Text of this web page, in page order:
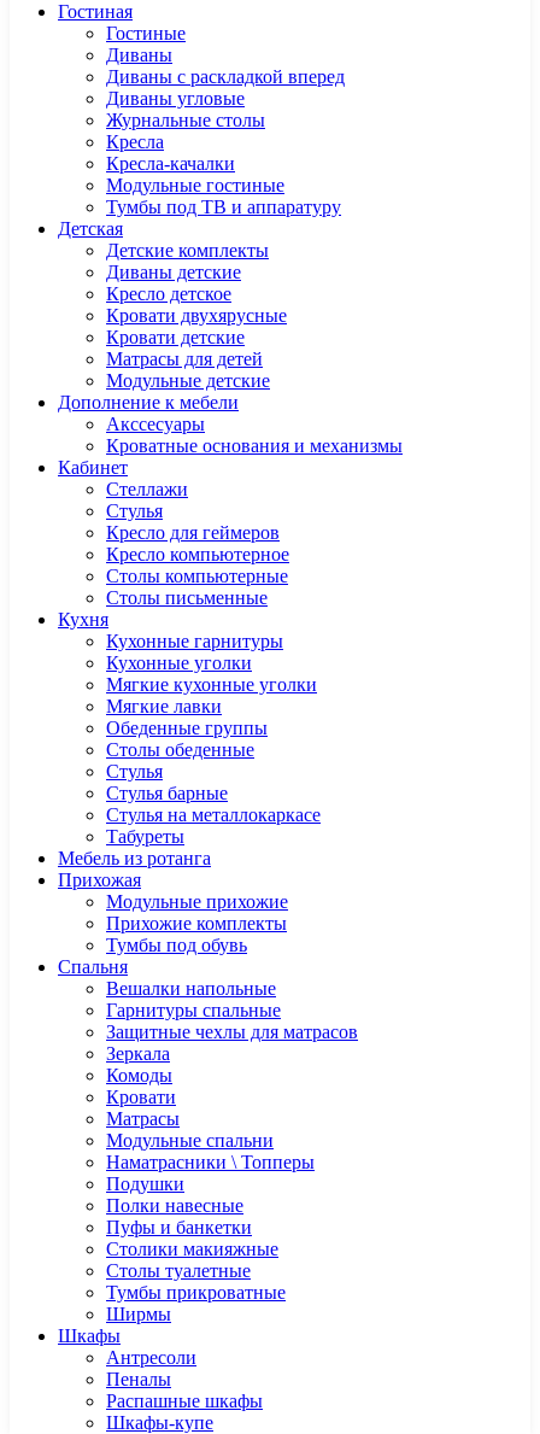
Гостиная
Гостиные
Диваны
Диваны с раскладкой вперед
Диваны угловые
Журнальные столы
Кресла
Кресла-качалки
Модульные гостиные
Тумбы под ТВ и аппаратуру
Детская
Детские комплекты
Диваны детские
Кресло детское
Кровати двухярусные
Кровати детские
Матрасы для детей
Модульные детские
Дополнение к мебели
Акссесуары
Кроватные основания и механизмы
Кабинет
Cтеллажи
Cтулья
Кресло для геймеров
Кресло компьютерное
Столы компьютерные
Столы письменные
Кухня
Кухонные гарнитуры
Кухонные уголки
Мягкие кухонные уголки
Мягкие лавки
Обеденные группы
Столы обеденные
Стулья
Стулья барные
Стулья на металлокаркасе
Табуреты
Мебель из ротанга
Прихожая
Модульные прихожие
Прихожие комплекты
Тумбы под обувь
Спальня
Вешалки напольные
Гарнитуры спальные
Защитные чехлы для матрасов
Зеркала
Комоды
Кровати
Матрасы
Модульные спальни
Наматрасники \ Топперы
Подушки
Полки навесные
Пуфы и банкетки
Столики макияжные
Столы туалетные
Тумбы прикроватные
Ширмы
Шкафы
Антресоли
Пеналы
Распашные шкафы
Шкафы-купе